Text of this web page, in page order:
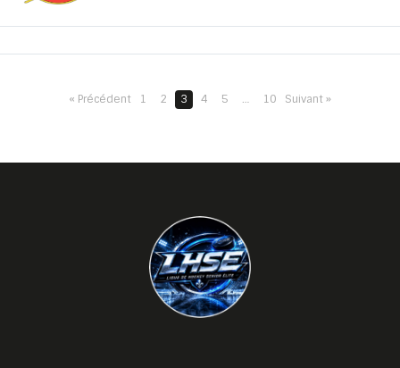
« Précédent 1 2 3 4 5 … 10 Suivant »